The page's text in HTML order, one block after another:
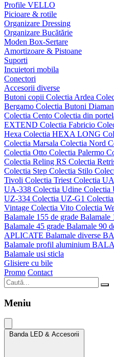
Profile VELLO
Picioare & rotile
Organizare Dressing
Organizare Bucătărie
Moden Box-Sertare
Amortizoare & Pistoane
Suporti
Incuietori mobila
Conectori
Accesorii diverse
Butoni copii Colectia Ardea
Bergamo Colectia Butoni
Colectia Cento Colectia din
EXTEND Colectia Fabricio
Hexa Colectia HEXA LONG
Colectia Marsala Colectia Nord
Colectia Otto Colectia Palermo
Colectia Reling RS Colectia
Colectia Step Colectia Stilo
Tivoli Colectia Triest Colectia
UA-338 Colectia Udine Colectia
UZ-334 Colectia UZ-G1
Vintage Colectia Vito Colectia
Balamale 155 de grade Balamale
Balamale 45 grade Balamale 90
APLICATE Balamale diverse
Balamale profil aluminium
Balamale usi sticla
Glisiere cu bile
Promo Contact
Meniu
Banda LED & Accesorii